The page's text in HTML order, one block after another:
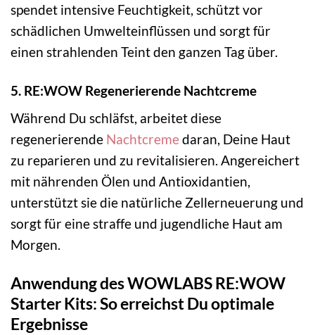
spendet intensive Feuchtigkeit, schützt vor
schädlichen Umwelteinflüssen und sorgt für
einen strahlenden Teint den ganzen Tag über.
5. RE:WOW Regenerierende Nachtcreme
Während Du schläfst, arbeitet diese
regenerierende Nachtcremedaran, Deine Haut
zu reparieren und zu revitalisieren. Angereichert
mit nährenden Ölen und Antioxidantien,
unterstützt sie die natürliche Zellerneuerung und
sorgt für eine straffe und jugendliche Haut am
Morgen.
Anwendung des WOWLABS RE:WOW
Starter Kits: So erreichst Du optimale
Ergebnisse